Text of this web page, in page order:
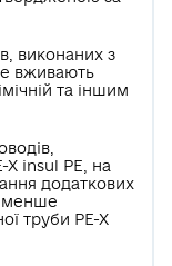
виконаних з
вживають
та іншим
Х insul РЕ, на
додаткових
менше
труби РЕ-Х